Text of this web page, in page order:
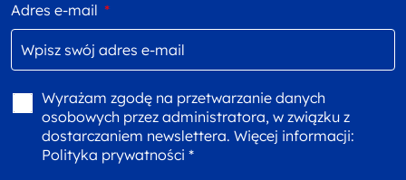
Adres e-mail *
Wyrażam zgodę na przetwarzanie danych
osobowych przez administratora, w związku z
dostarczaniem newslettera. Więcej informacji:
Polityka prywatności *